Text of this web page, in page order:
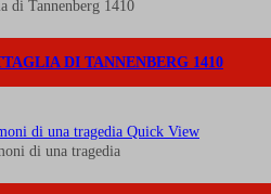
DI TANNENBERG 1410
Quick View